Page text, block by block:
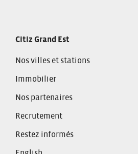
Citiz Grand Est
Nos villes et stations
Immobilier
Nos partenaires
Recrutement
Restez informés